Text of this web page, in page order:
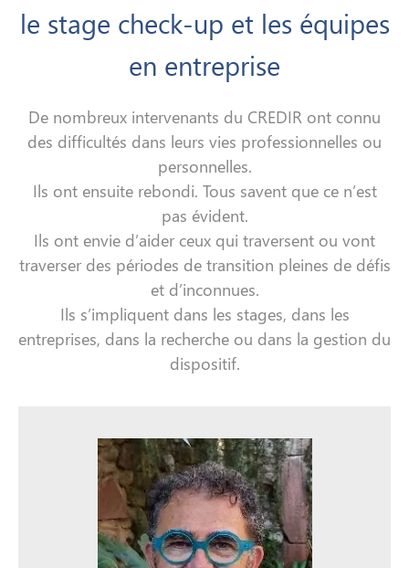
le stage check-up et les équipes
en entreprise
De nombreux intervenants du CREDIR ont connu
des difficultés dans leurs vies professionnelles ou
personnelles.
Ils ont ensuite rebondi. Tous savent que ce n’est
pas évident.
Ils ont envie d’aider ceux qui traversent ou vont
traverser des périodes de transition pleines de défis
et d’inconnues.
Ils s’impliquent dans les stages, dans les
entreprises, dans la recherche ou dans la gestion du
dispositif.